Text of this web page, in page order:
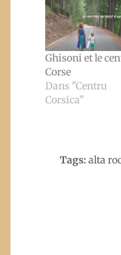
Ghisoni et le
Corse
Dans "Centru
Corsica"
Tags: alta